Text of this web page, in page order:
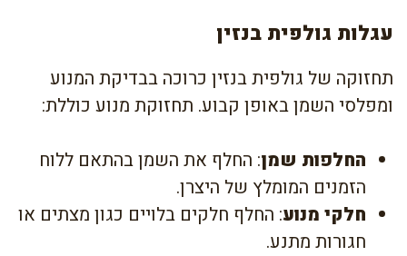
עגלות גולפית בנזין
תחזוקה של גולפית בנזין כרוכה בבדיקת המנוע
ומפלסי השמן באופן קבוע. תחזוקת מנוע כוללת:
החלפות שמן: החלף את השמן בהתאם ללוח
הזמנים המומלץ של היצרן.
חלקי מנוע: החלף חלקים בלויים כגון מצתים או
חגורות מתנע.